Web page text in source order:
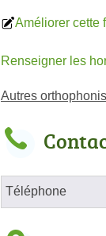
Améliorer cette
Renseigner les
Autres
Téléphone